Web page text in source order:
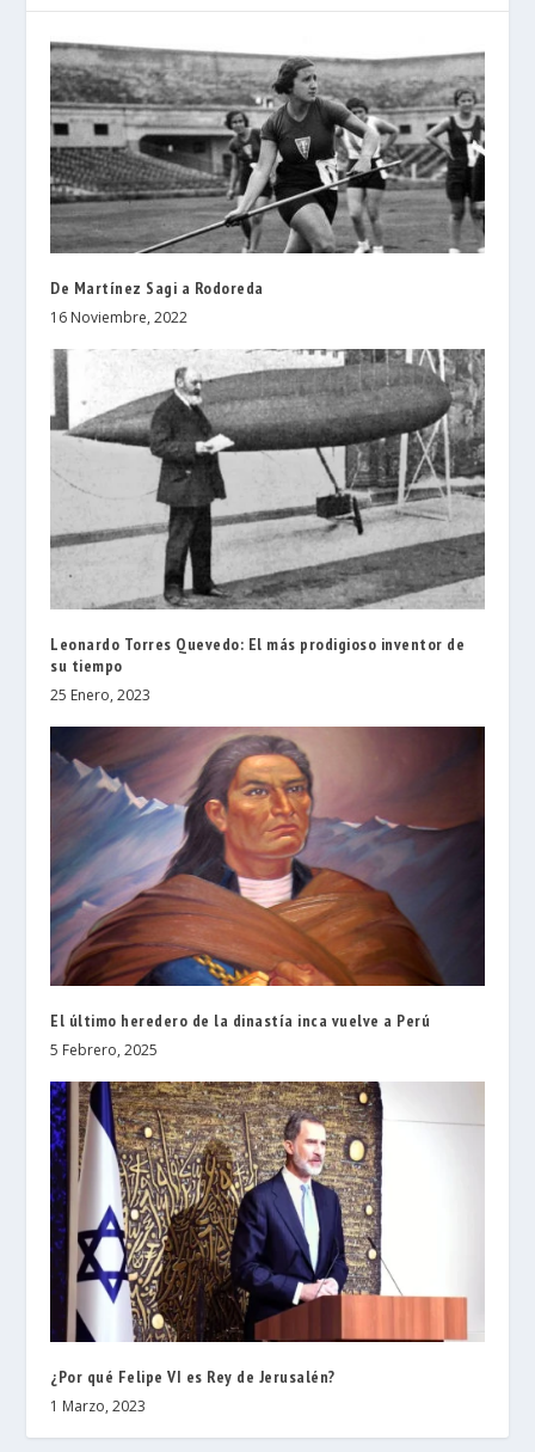
De Martínez Sagi a Rodoreda
16 Noviembre, 2022
Leonardo Torres Quevedo: El más prodigioso inventor de
su tiempo
25 Enero, 2023
El último heredero de la dinastía inca vuelve a Perú
5 Febrero, 2025
¿Por qué Felipe VI es Rey de Jerusalén?
1 Marzo, 2023